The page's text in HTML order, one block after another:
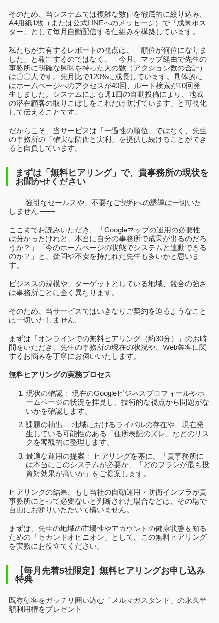
そのため、当システムでは複雑な数値を徹底的に絞り込み、
A4用紙1枚（または公式LINEへのメッセージ）で「成果ポス
ター」として毎月自動配信する仕組みを構築しています。
私たちが共有するレポートの視点は、
「順位が何位になりま
した」と報告するのではなく、「今月、マップ経由で先生の
事務所に明確な興味を持った人の数（アクション数の合計）
は〇〇人です。先月比で120%に成長しています。具体的に
はホームページへのアクセスが40回、ルート検索が10回発
生しました。システムによる週1回の自動投稿により、地域
の潜在顧客の取りこぼしをこれだけ防げています」と可視化
して伝えることです。
だからこそ、当サービスは「一過性の順位」ではなく、先生
の事務所の「確実な防衛と実利」を提供し続けることができ
ると自負しています。
まずは「無料ヒアリング」で、貴事務所の現状を
お聞かせください
―― 強引なセールスや、不要なご契約への誘導は一切いた
しません ――
ここまでお読みいただき、「Googleマップの運用の必要性
は分かったけれど、本当に自分の事務所で成果が出るのだろ
うか？」「今のホームページの状態でシステムと連動できる
のか？」と、疑問や不安を持たれた先生も多いかと思いま
す。
ビジネスの規模や、ターゲットとしている地域、競合の強さ
は事務所ごとに全く異なります。
そのため、当サービスではいきなりご契約を迫るようなこと
は一切いたしません。
まずは「オンラインでの無料ヒアリング（約30分）」のお時
間をいただき、先生の事務所の現在の状況や、Web集客に関
するお悩みを丁寧にお伺いいたします。
無料ヒアリングの実務プロセス
現状の確認： 現在のGoogleビジネスプロフィールやホ
ームページの状況を拝見し、技術的な視点から問題がな
いかを確認します。
課題の抽出： 地域におけるライバルの存在や、現在発
生している可能性のある「住所表記のズレ」などのリス
クを客観的に整理します。
最適な運用の提案： ヒアリングを基に、「貴事務所に
は本当にこのシステムが必要か」「どのプランが最も投
資対効果が高いか」をご提案します。
ヒアリングの結果、もし当社の自動運用・防衛インフラが貴
事務所にとって必要ないと判断された場合などは、その場で
自由にお断りいただいて構いません。
まずは、先生の地域の市場性やアカウントの健康状態を知る
ための「セカンドオピニオン」として、この無料ヒアリング
を実務にお役立てください。
【毎月先着5社限定】無料ヒアリングお申し込み
特典
既存顧客をガッチリ囲い込む「メルマガスタンド」の永久半
額利用権をプレゼント